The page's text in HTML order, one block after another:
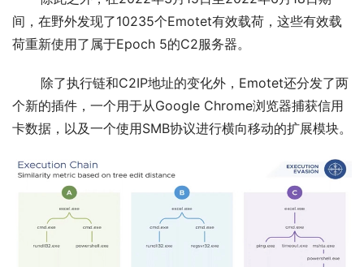
间，在野外发现了10235个Emotet有效载荷，这些有效载
荷重新使用了属于Epoch 5的C2服务器。
个新的插件，一个用于从Google Chrome浏览器捕获信用
卡数据，以及一个使用SMB协议进行横向移动的扩展模块。